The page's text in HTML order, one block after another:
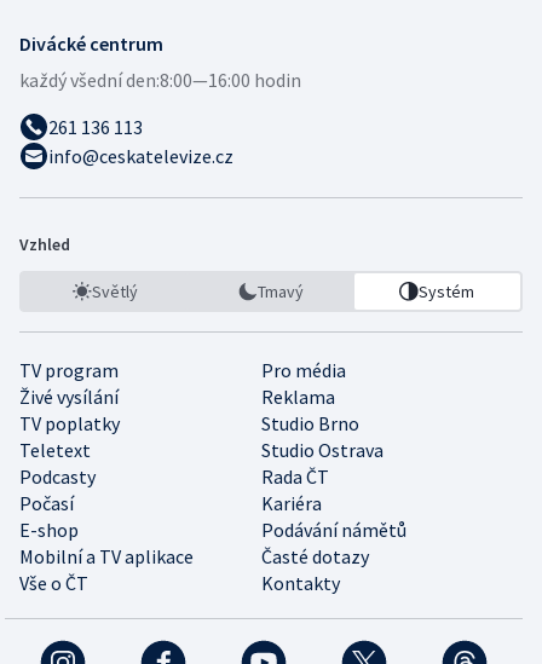
Divácké centrum
každý všední den:8:00—16:00 hodin
261 136 113
info@ceskatelevize.cz
Vzhled
Světlý Tmavý Systém
TV program
Pro média
Živé vysílání
Reklama
TV poplatky
Studio Brno
Teletext
Studio Ostrava
Podcasty
Rada ČT
Počasí
Kariéra
E-shop
Podávání námětů
Mobilní a TV aplikace
Časté dotazy
Vše o ČT
Kontakty